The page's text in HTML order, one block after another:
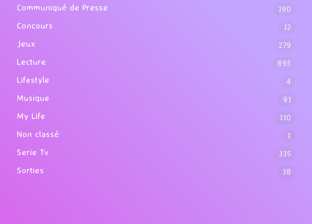
Communiqué de Presse 190
Concours 12
Jeux 279
Lecture 895
Lifestyle 4
Musique 91
My Life 110
Non classé 1
Serie Tv 335
Sorties 38